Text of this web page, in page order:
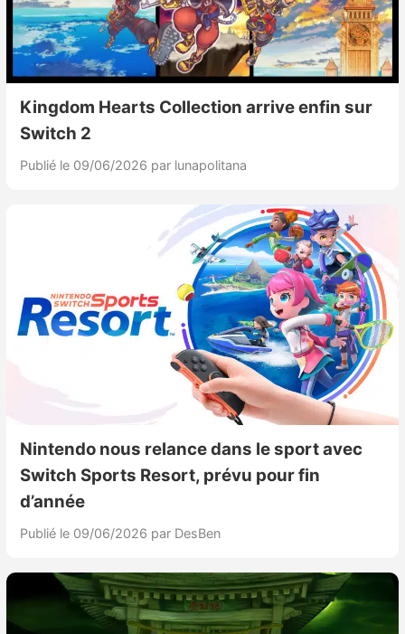
Kingdom Hearts Collection arrive enfin sur
Switch 2
Publié le 09/06/2026 par lunapolitana
Nintendo nous relance dans le sport avec
Switch Sports Resort, prévu pour fin
d’année
Publié le 09/06/2026 par DesBen